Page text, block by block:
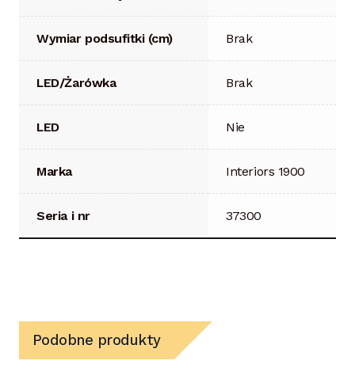
Wymiar podsufitki (cm) Brak
LED/Żarówka Brak
LED Nie
Marka Interiors 1900
Seria i nr 37300
Podobne produkty